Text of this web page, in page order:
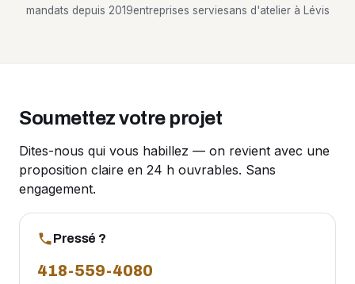
mandats depuis 2019entreprises serviesans d'atelier à Lévis
Soumettez votre projet
Dites-nous qui vous habillez — on revient avec une
proposition claire en 24 h ouvrables. Sans
engagement.
Pressé ?
418-559-4080